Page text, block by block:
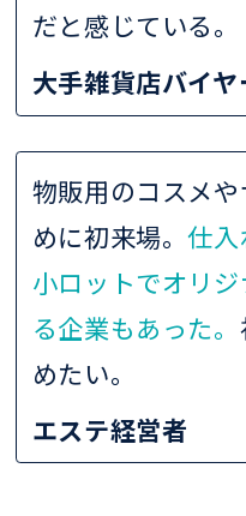
だと感じている。
大手雑貨店バイヤ
物販用のコスメ
めに初来場。仕
小ロットでオリ
る企業もあった。
めたい。
エステ経営者